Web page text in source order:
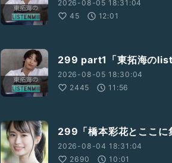
2026-08-05 18:31:04
45
12:01
299 part1「東拓海の
2026-08-05 18:30:04
2445
11:56
299「橋本彩花とここに
2026-08-04 18:31:04
2690
10:01